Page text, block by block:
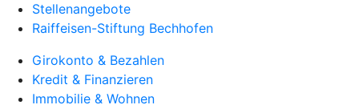
Stellenangebote
Raiffeisen-Stiftung Bechhofen
Girokonto & Bezahlen
Kredit & Finanzieren
Immobilie & Wohnen